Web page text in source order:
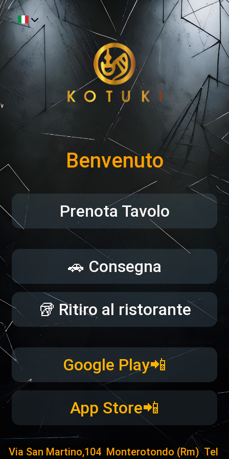
Benvenuto
Prenota Tavolo
🚗 Consegna
🥡 Ritiro al ristorante
Google Play📲
App Store📲
Via San Martino,104  Monterotondo (Rm)  Tel